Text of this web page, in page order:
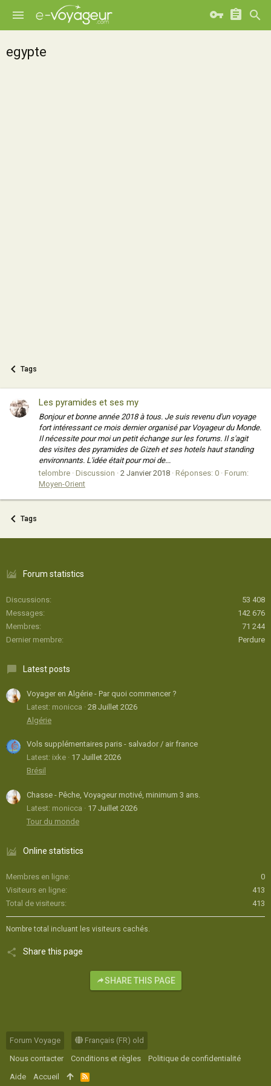
egypte
Tags
Les pyramides et ses my
Bonjour et bonne année 2018 à tous. Je suis revenu d'un voyage
fort intéressant ce mois dernier organisé par Voyageur du Monde.
Il nécessite pour moi un petit échange sur les forums. Il s'agit
des visites des pyramides de Gizeh et ses hotels haut standing
environnants. L'idée était pour moi de...
telombre Discussion 2 Janvier 2018 Réponses: 0 Forum:
Moyen-Orient
Tags
Forum statistics
Discussions
53 408
Messages
142 676
Membres
71 244
Dernier membre
Perdure
Latest posts
Voyager en Algérie - Par quoi commencer ?
Latest: monicca
28 Juillet 2026
Algérie
Vols supplémentaires paris - salvador / air france
Latest: ixke
17 Juillet 2026
Brésil
Chasse - Pêche, Voyageur motivé, minimum 3 ans.
Latest: monicca
17 Juillet 2026
Tour du monde
Online statistics
Membres en ligne
0
Visiteurs en ligne
413
Total de visiteurs
413
Nombre total incluant les visiteurs cachés.
Share this page
SHARE THIS PAGE
Forum Voyage
Français (FR) old
Nous contacter
Conditions et règles
Politique de confidentialité
Aide
Accueil
R